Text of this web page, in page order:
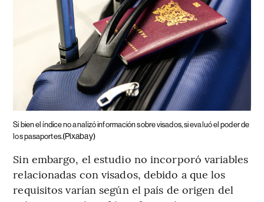
Si bien el índice no analizó información sobre visados, si evaluó el poder de
los pasaportes.(Pixabay)
Sin embargo, el estudio no incorporó variables
relacionadas con visados, debido a que los
requisitos varían según el país de origen del